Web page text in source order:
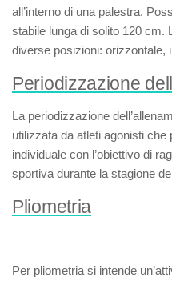
all’interno di una palestra.
stabile lunga di solito 120 cm.
diverse posizioni: orizzontale,
Periodizzazione
La periodizzazione
utilizzata da atleti agonisti
individuale con l’obiettivo di
sportiva durante la stagione
Pliometria
Per pliometria si intende